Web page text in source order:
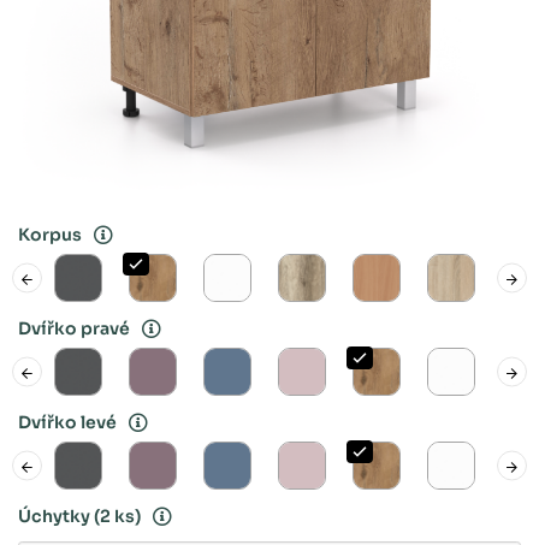
Korpus
Dvířko pravé
Dvířko levé
Úchytky(2 ks)